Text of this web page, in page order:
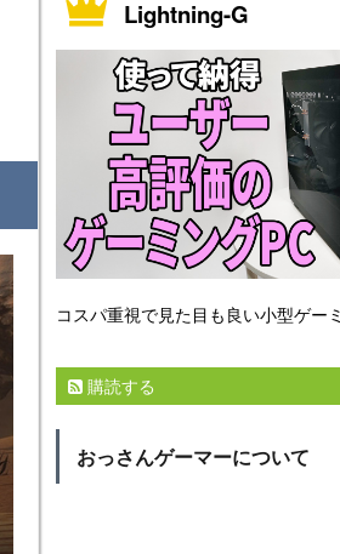
Lightning-G
コスパ重視で見た目も良い小型ゲー
購読する
おっさんゲーマーについて